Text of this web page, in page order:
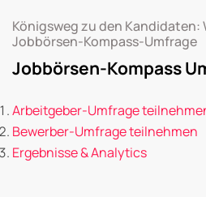
Königsweg zu den
Jobbörsen-Kompass-Umfrage
Jobbörsen-Kompass
Arbeitgeber-Umfrage
Bewerber-Umfrage teilnehmen
Ergebnisse & Analytics